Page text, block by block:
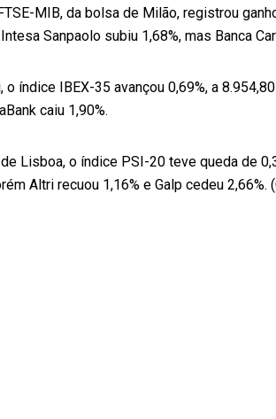
MIB, da bolsa de Milão, registrou
Sanpaolo subiu 1,68%, mas Banca
o índice IBEX-35 avançou 0,69%, a
caiu 1,90%.
Lisboa, o índice PSI-20 teve queda de
Altri recuou 1,16% e Galp cedeu